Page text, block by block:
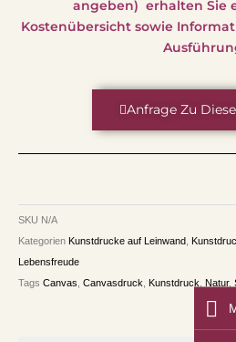
angeben) erhalten Sie
Kostenübersicht sowie
Anfrage Zu
SKU N/A
Kategorien Kunstdrucke auf Leinwand
Lebensfreude
Tags Canvas Canvasdruck Kunstdruck Natur,